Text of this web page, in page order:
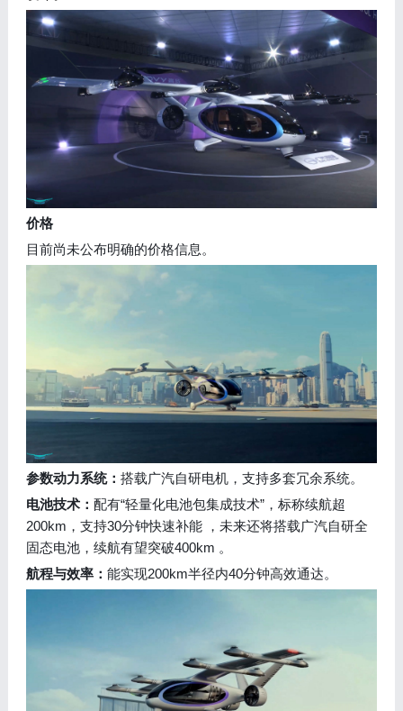
价格
目前尚未公布明确的价格信息。
参数动力系统： 搭载广汽自研电机，支持多套冗余系统。
电池技术： 配有“轻量化电池包集成技术”，标称续航超
200km，支持30分钟快速补能 ，未来还将搭载广汽自研全
固态电池，续航有望突破400km 。
航程与效率： 能实现200km半径内40分钟高效通达。